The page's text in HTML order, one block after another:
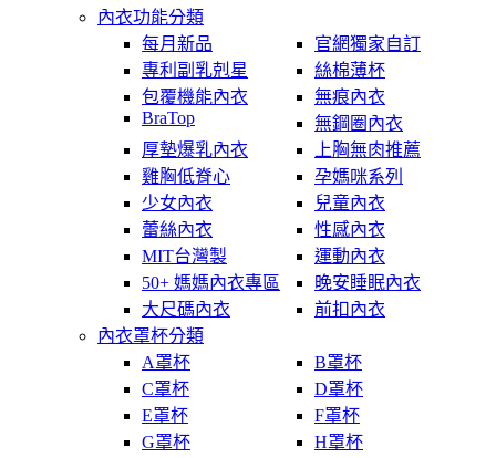
內衣功能分類
每月新品
官網獨家自訂
專利副乳剋星
絲棉薄杯
包覆機能內衣
無痕內衣
BraTop
無鋼圈內衣
厚墊爆乳內衣
上胸無肉推薦
雞胸低脊心
孕媽咪系列
少女內衣
兒童內衣
蕾絲內衣
性感內衣
MIT台灣製
運動內衣
50+ 媽媽內衣專區
晚安睡眠內衣
大尺碼內衣
前扣內衣
內衣罩杯分類
A罩杯
B罩杯
C罩杯
D罩杯
E罩杯
F罩杯
G罩杯
H罩杯